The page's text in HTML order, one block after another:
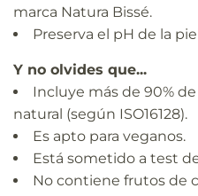
marca Natura Bissé.
Preserva el pH de la
Y no olvides que...
Incluye más de 90%
natural (según ISO16128).
Es apto para veganos.
Está sometido a test
No contiene frutos de